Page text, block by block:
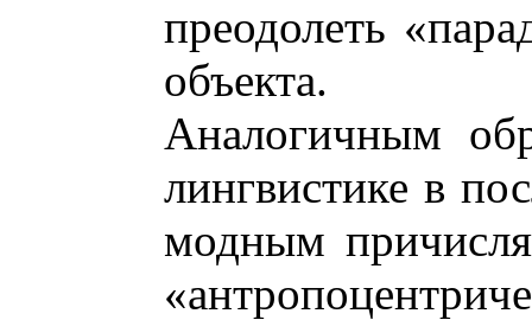
преодолеть
объекта.
Аналогичным
лингвистике в
модным